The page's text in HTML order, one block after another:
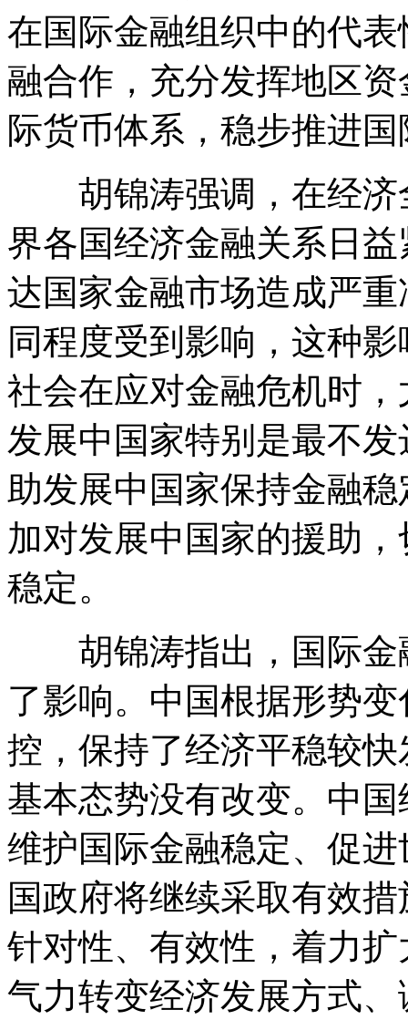
在国际金融组织中的代
融合作，充分发挥地区
际货币体系，稳步推进
胡锦涛强调，在经济
界各国经济金融关系日
达国家金融市场造成严
同程度受到影响，这种
社会在应对金融危机时
发展中国家特别是最不
助发展中国家保持金融
加对发展中国家的援助
稳定。
胡锦涛指出，国际金
了影响。中国根据形势
控，保持了经济平稳较
基本态势没有改变。中
维护国际金融稳定、促
国政府将继续采取有效
针对性、有效性，着力
气力转变经济发展方式